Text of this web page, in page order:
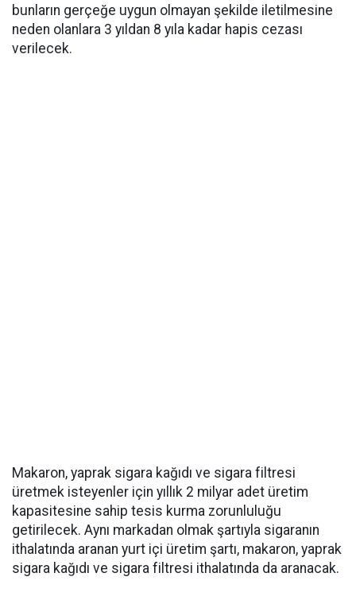
bunların gerçeğe uygun olmayan şekilde iletilmesine
neden olanlara 3 yıldan 8 yıla kadar hapis cezası
verilecek.
Makaron, yaprak sigara kağıdı ve sigara filtresi
üretmek isteyenler için yıllık 2 milyar adet üretim
kapasitesine sahip tesis kurma zorunluluğu
getirilecek. Aynı markadan olmak şartıyla sigaranın
ithalatında aranan yurt içi üretim şartı, makaron, yaprak
sigara kağıdı ve sigara filtresi ithalatında da aranacak.